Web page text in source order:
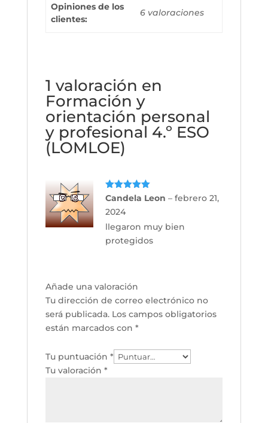
Opiniones de los
clientes:
6 valoraciones
1 valoración en
Formación y
orientación personal
y profesional 4.º ESO
(LOMLOE)
Valorado
Candela Leon – febrero 21,
2024
llegaron muy bien
protegidos
Añade una valoración
Tu dirección de correo electrónico no
será publicada. Los campos obligatorios
están marcados con *
Tu puntuación *
Tu valoración *